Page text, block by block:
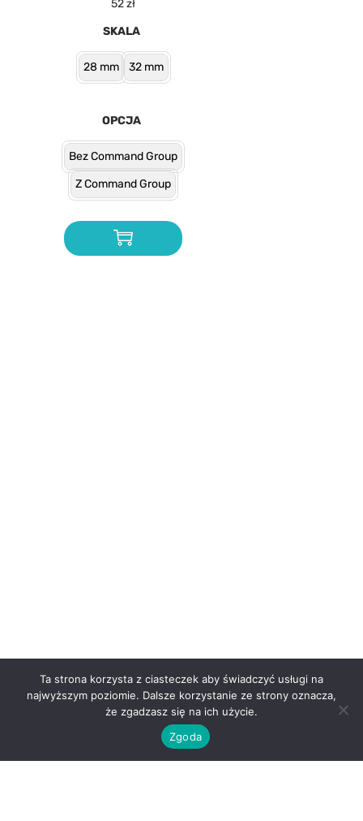
52zł
SKALA
28 mm 32 mm
OPCJA
Bez Command Group
Z Command Group
Ta strona korzysta z ciasteczek aby świadczyć usługi na
najwyższym poziomie. Dalsze korzystanie ze strony oznacza,
że zgadzasz się na ich użycie.
Zgoda